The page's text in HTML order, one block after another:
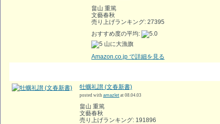
畠山 重篤
文藝春秋
売り上げランキング: 27395
おすすめ度の平均:
山に大漁旗
Amazon.co.jp で詳細を見る
牡蠣礼讃 (文春新書)
posted with amazlet at 08.04.03
畠山 重篤
文藝春秋
売り上げランキング: 191896